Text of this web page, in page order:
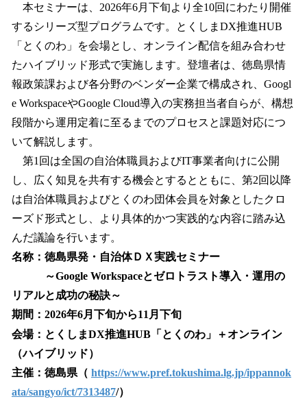
本セミナーは、2026年6月下旬より全10回にわたり開催
するシリーズ型プログラムです。とくしまDX推進HUB
「とくのわ」を会場とし、オンライン配信を組み合わせ
たハイブリッド形式で実施します。登壇者は、徳島県情
報政策課および各分野のベンダー企業で構成され、Googl
e WorkspaceやGoogle Cloud導入の実務担当者自らが、構想
段階から運用定着に至るまでのプロセスと課題対応につ
いて解説します。
第1回は全国の自治体職員およびIT事業者向けに公開
し、広く知見を共有する機会とするとともに、第2回以降
は自治体職員およびとくのわ団体会員を対象としたクロ
ーズド形式とし、より具体的かつ実践的な内容に踏み込
んだ議論を行います。
名称：徳島県発・自治体ＤＸ実践セミナー
～Google Workspaceとゼロトラスト導入・運用の
リアルと成功の秘訣～
期間：2026年6月下旬から11月下旬
会場：とくしまDX推進HUB「とくのわ」＋オンライン
（ハイブリッド）
主催：徳島県（ https://www.pref.tokushima.lg.jp/ippannok
ata/sangyo/ict/7313487/）